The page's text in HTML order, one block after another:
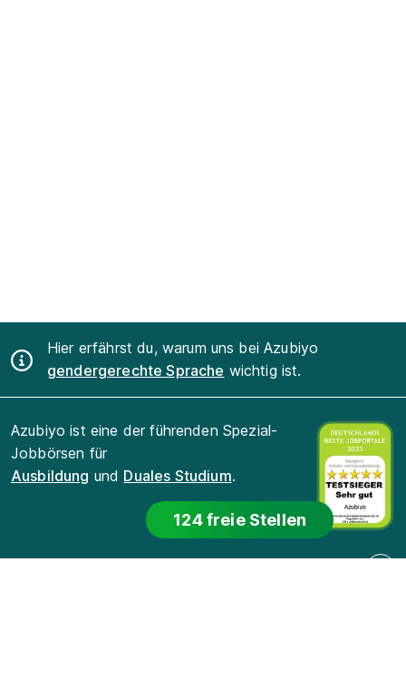
124 freie Stellen
Hier erfährst du, warum uns bei Azubiyo
gendergerechte Sprache wichtig ist.
Azubiyo ist eine der führenden Spezial-
Jobbörsen für
Ausbildung und Duales Studium.